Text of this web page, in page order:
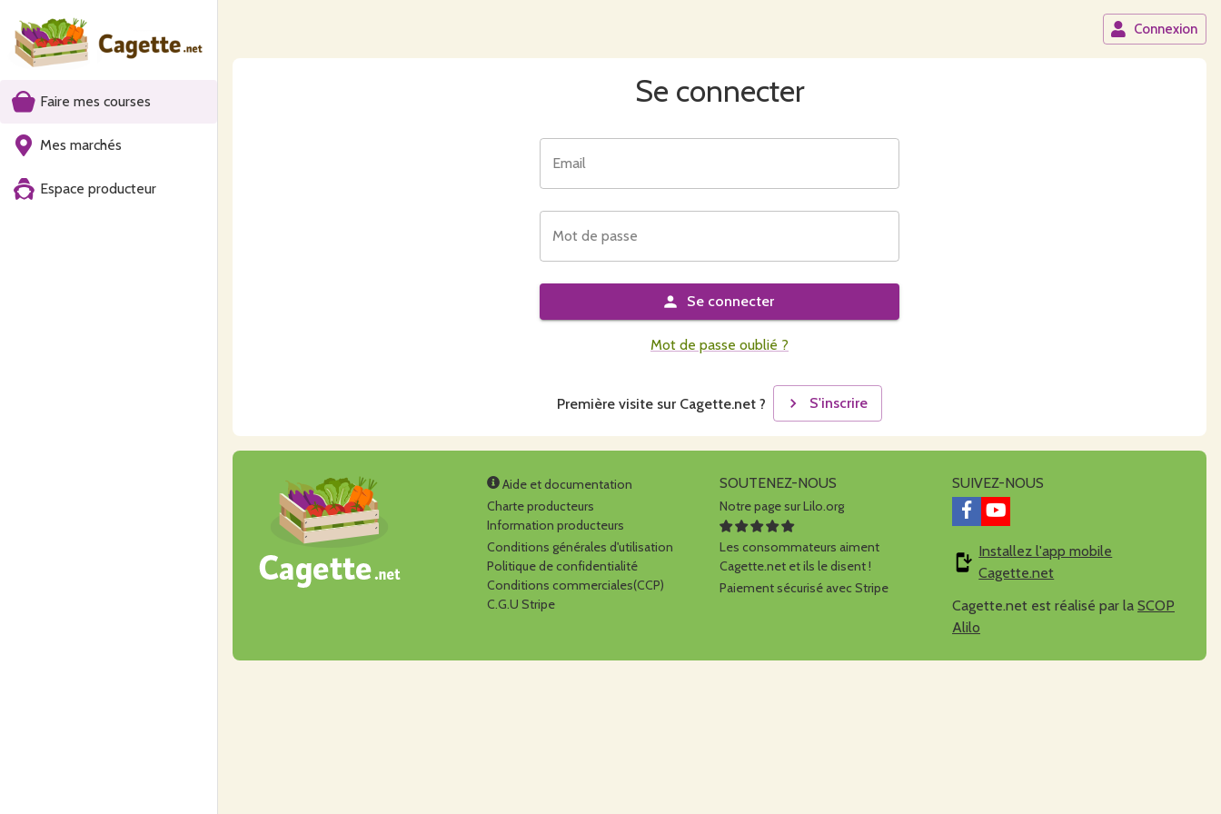
Faire mes courses
Mes marchés
Espace producteur
Connexion
Se connecter
Email
Mot de passe
Se connecter
Mot de passe oublié ?
Première visite sur Cagette.net ? S'inscrire
Aide et documentation
Charte producteurs
Information producteurs
Conditions générales d'utilisation
Politique de confidentialité
Conditions commerciales(CCP)
C.G.U Stripe
SOUTENEZ-NOUS
Notre page sur Lilo.org
Les consommateurs aiment
Cagette.net et ils le disent !
Paiement sécurisé avec Stripe
SUIVEZ-NOUS
Installez l'app mobile
Cagette.net
Cagette.net est réalisé par la SCOP
Alilo